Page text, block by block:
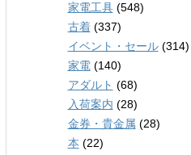
家電工具(548)
古着(337)
イベント・セール(314)
家電(140)
アダルト (68)
入荷案内 (28)
金券・貴金属 (28)
本 (22)